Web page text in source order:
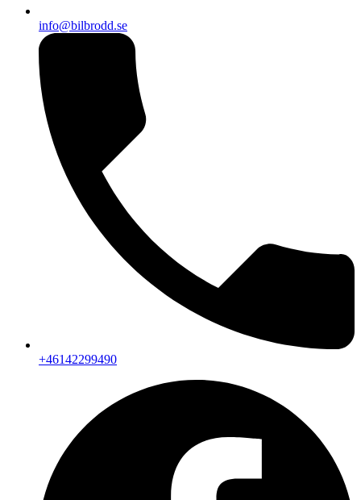
info@bilbrodd.se
+46142299490